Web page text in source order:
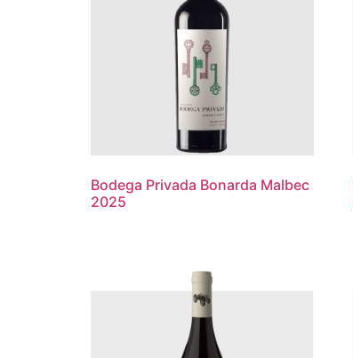
Bodega Privada Bonarda Malbec
2025